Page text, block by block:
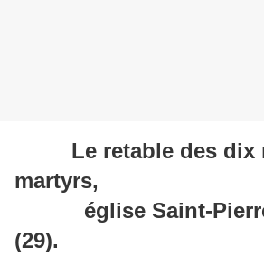
Le retable des dix
martyrs,
église Saint-Pierre
(29).